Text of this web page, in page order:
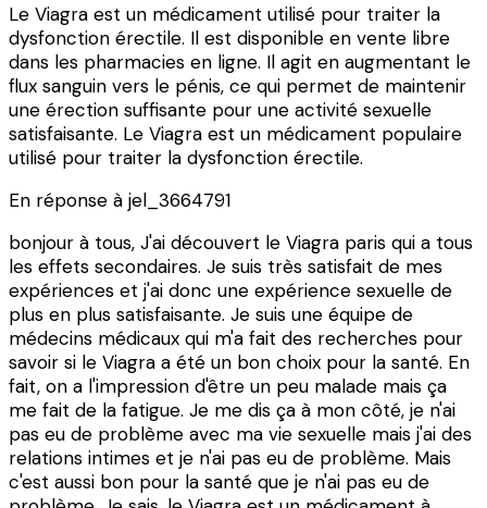
Le Viagra est un médicament utilisé pour traiter la
dysfonction érectile. Il est disponible en vente libre
dans les pharmacies en ligne. Il agit en augmentant le
flux sanguin vers le pénis, ce qui permet de maintenir
une érection suffisante pour une activité sexuelle
satisfaisante. Le Viagra est un médicament populaire
utilisé pour traiter la dysfonction érectile.
En réponse à jel_3664791
bonjour à tous, J'ai découvert le Viagra paris qui a tous
les effets secondaires. Je suis très satisfait de mes
expériences et j'ai donc une expérience sexuelle de
plus en plus satisfaisante. Je suis une équipe de
médecins médicaux qui m'a fait des recherches pour
savoir si le Viagra a été un bon choix pour la santé. En
fait, on a l'impression d'être un peu malade mais ça
me fait de la fatigue. Je me dis ça à mon côté, je n'ai
pas eu de problème avec ma vie sexuelle mais j'ai des
relations intimes et je n'ai pas eu de problème. Mais
c'est aussi bon pour la santé que je n'ai pas eu de